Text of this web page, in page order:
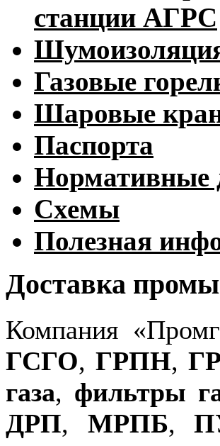
станции АГРС
Газовые
Шаровые
Паспорта
Нормативные
Схемы
Полезная
Доставка
Компания
ГСГО, ГРПН,
газа, фильтры
ДРП, МРПБ,